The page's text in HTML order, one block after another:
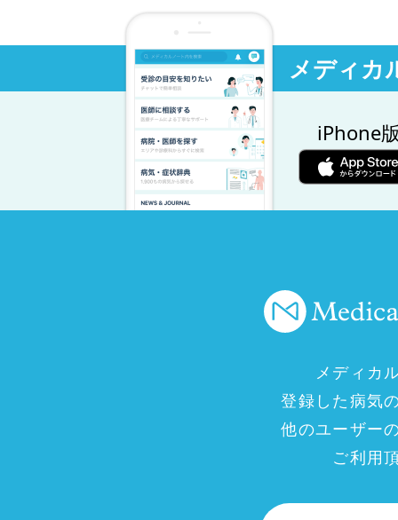
メディカ
iPhone
メディカ
登録した病気
他のユーザー
ご利用